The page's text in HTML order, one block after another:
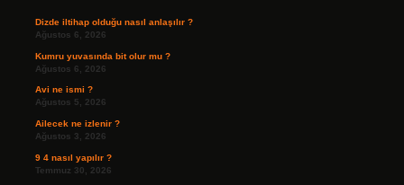
Dizde iltihap olduğu nasıl anlaşılır ?
Ağustos 6, 2026
Kumru yuvasında bit olur mu ?
Ağustos 6, 2026
Avi ne ismi ?
Ağustos 5, 2026
Ailecek ne izlenir ?
Ağustos 3, 2026
9 4 nasıl yapılır ?
Temmuz 30, 2026